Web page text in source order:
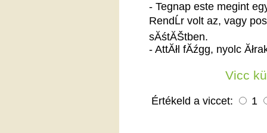
- Tegnap este megint
RendĹr volt az, vagy
sĂśtĂŠtben.
- AttĂłl fĂźgg, nyolc
Vicc
Értékeld a viccet: 1